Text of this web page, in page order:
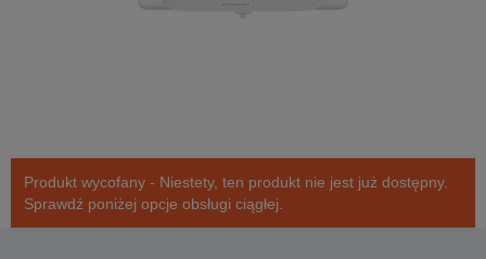
Produkt wycofany - Niestety, ten produkt nie jest już dostępny.
Sprawdź poniżej opcje obsługi ciągłej.